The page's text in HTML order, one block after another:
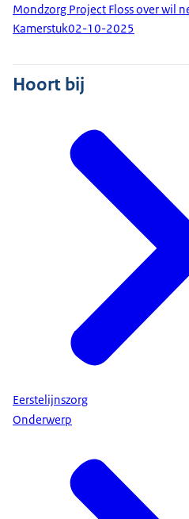
Mondzorg Project Floss over wil
Kamerstuk02-10-2025
Hoort bij
Eerstelijnszorg
Onderwerp